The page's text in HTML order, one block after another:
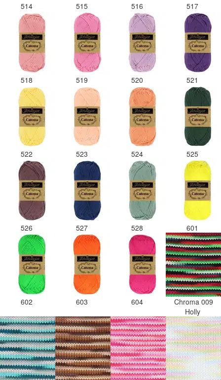
514 515 516 517
518 519 520 521
522 523 524 525
526 527 528 601
602 603 604
Chroma 009
Holly